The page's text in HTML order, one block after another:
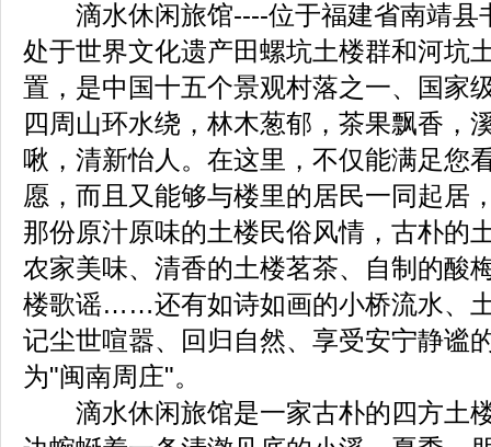
滴水休闲旅馆----位于福建省南靖县
处于世界文化遗产田螺坑土楼群和河坑
置，是中国十五个景观村落之一、国家
四周山环水绕，林木葱郁，茶果飘香，
啾，清新怡人。在这里，不仅能满足您
愿，而且又能够与楼里的居民一同起居
那份原汁原味的土楼民俗风情，古朴的
农家美味、清香的土楼茗茶、自制的酸
楼歌谣……还有如诗如画的小桥流水、
记尘世喧嚣、回归自然、享受安宁静谧
为"闽南周庄"。
滴水休闲旅馆是一家古朴的四方土